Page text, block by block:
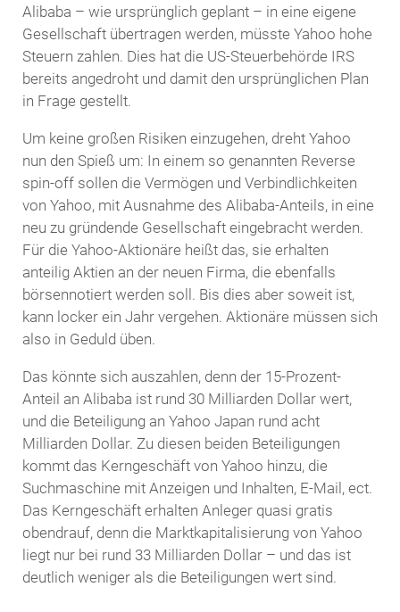
Alibaba – wie ursprünglich geplant – in eine eigene
Gesellschaft übertragen werden, müsste Yahoo hohe
Steuern zahlen. Dies hat die US-Steuerbehörde IRS
bereits angedroht und damit den ursprünglichen Plan
in Frage gestellt.
Um keine großen Risiken einzugehen, dreht Yahoo
nun den Spieß um: In einem so genannten Reverse
spin-off sollen die Vermögen und Verbindlichkeiten
von Yahoo, mit Ausnahme des Alibaba-Anteils, in eine
neu zu gründende Gesellschaft eingebracht werden.
Für die Yahoo-Aktionäre heißt das, sie erhalten
anteilig Aktien an der neuen Firma, die ebenfalls
börsennotiert werden soll. Bis dies aber soweit ist,
kann locker ein Jahr vergehen. Aktionäre müssen sich
also in Geduld üben.
Das könnte sich auszahlen, denn der 15-Prozent-
Anteil an Alibaba ist rund 30 Milliarden Dollar wert,
und die Beteiligung an Yahoo Japan rund acht
Milliarden Dollar. Zu diesen beiden Beteiligungen
kommt das Kerngeschäft von Yahoo hinzu, die
Suchmaschine mit Anzeigen und Inhalten, E-Mail, ect.
Das Kerngeschäft erhalten Anleger quasi gratis
obendrauf, denn die Marktkapitalisierung von Yahoo
liegt nur bei rund 33 Milliarden Dollar – und das ist
deutlich weniger als die Beteiligungen wert sind.